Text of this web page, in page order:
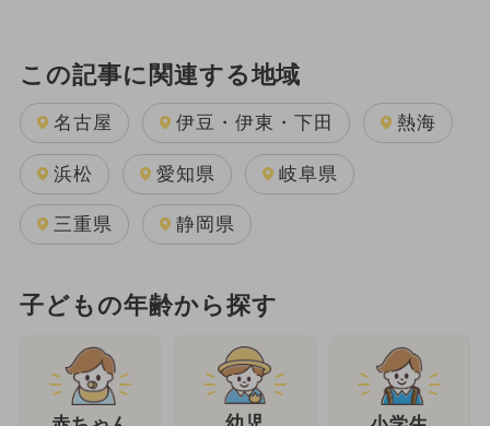
この記事に関連する地域
名古屋 伊豆・伊東・下田 熱海
浜松 愛知県 岐阜県
三重県 静岡県
子どもの年齢から探す